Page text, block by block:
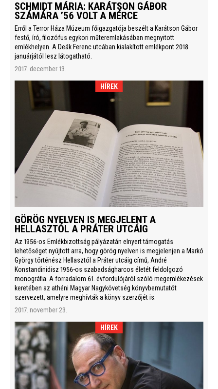
SCHMIDT MÁRIA: KARÁTSON GÁBOR
SZÁMÁRA ’56 VOLT A MÉRCE
Erről a Terror Háza Múzeum főigazgatója beszélt a Karátson Gábor
festő, író, filozófus egykori műteremlakásában megnyitott
emlékhelyen. A Deák Ferenc utcában kialakított emlékpont 2018
januárjától lesz látogatható.
2017. december 13.
HÍREK
GÖRÖG NYELVEN IS MEGJELENT A
HELLASZTÓL A PRÁTER UTCÁIG
Az 1956-os Emlékbizottság pályázatán elnyert támogatás
lehetőséget nyújtott arra, hogy görög nyelven is megjelenjen a Markó
György történész Hellasztól a Práter utcáig című, André
Konstandinidisz 1956-os szabadságharcos életét feldolgozó
monográfia. A forradalom 61. évfordulójáról szóló megemlékezések
keretében az athéni Magyar Nagykövetség könyvbemutatót
szervezett, amelyre meghívták a könyv szerzőjét is.
2017. november 23.
HÍREK